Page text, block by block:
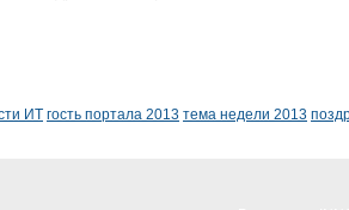
ИТ гость портала 2013 тема недели 2013